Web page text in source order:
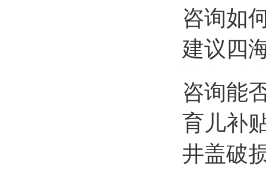
咨询如
建议四
咨询能
育儿补
井盖破